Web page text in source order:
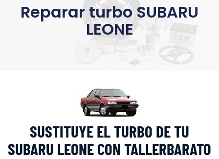
Reparar turbo SUBARU
LEONE
SUSTITUYE EL TURBO DE TU
SUBARU LEONE CON TALLERBARATO